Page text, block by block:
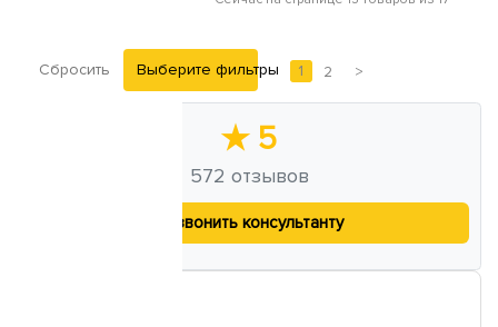
Сбросить Выберите фильтры 1 2 >
★ 5
572 отзывов
Позвонить консультанту